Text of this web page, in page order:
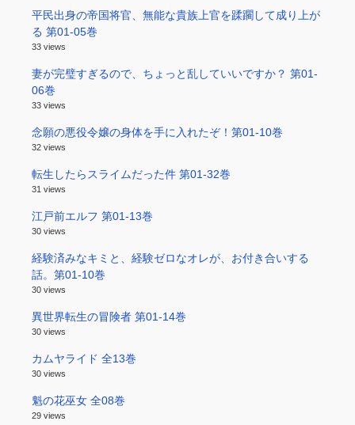
平民出身の帝国将官、無能な貴族上官を蹂躙して成り上が
る 第01-05巻
33 views
妻が完璧すぎるので、ちょっと乱していいですか？ 第01-
06巻
33 views
念願の悪役令嬢の身体を手に入れたぞ！第01-10巻
32 views
転生したらスライムだった件 第01-32巻
31 views
江戸前エルフ 第01-13巻
30 views
経験済みなキミと、経験ゼロなオレが、お付き合いする
話。第01-10巻
30 views
異世界転生の冒険者 第01-14巻
30 views
カムヤライド 全13巻
30 views
魁の花巫女 全08巻
29 views